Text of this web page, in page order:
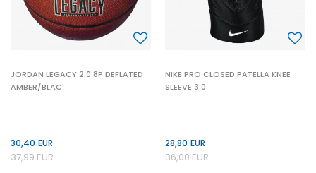
JORDAN LEGACY 2.0 8P DEFLATED
AMBER/BLAC
30,40 EUR
37,99EUR
NIKE PRO CLOSED PATELLA KNEE
SLEEVE 3.0
28,80 EUR
36,00EUR